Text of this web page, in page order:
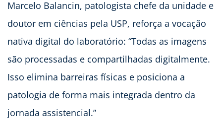
Marcelo Balancin, patologista chefe da unidade e
doutor em ciências pela USP, reforça a vocação
nativa digital do laboratório: “Todas as imagens
são processadas e compartilhadas digitalmente.
Isso elimina barreiras físicas e posiciona a
patologia de forma mais integrada dentro da
jornada assistencial.”